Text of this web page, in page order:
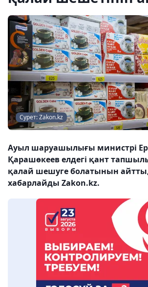
Сурет: Zakon.kz
Ауыл шаруашылығы министрі
Қарашөкеев елдегі қант
қалай шешуге болатынын
хабарлайды Zakon.kz.